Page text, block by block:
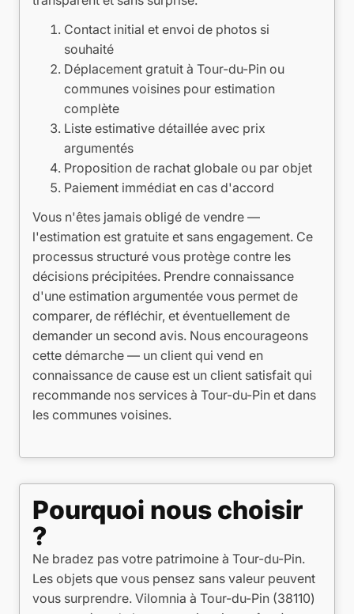
Contact initial et envoi de photos si
souhaité
Déplacement gratuit à Tour-du-Pin ou
communes voisines pour estimation
complète
Liste estimative détaillée avec prix
argumentés
Proposition de rachat globale ou par objet
Paiement immédiat en cas d'accord
Vous n'êtes jamais obligé de vendre —
l'estimation est gratuite et sans engagement. Ce
processus structuré vous protège contre les
décisions précipitées. Prendre connaissance
d'une estimation argumentée vous permet de
comparer, de réfléchir, et éventuellement de
demander un second avis. Nous encourageons
cette démarche — un client qui vend en
connaissance de cause est un client satisfait qui
recommande nos services à Tour-du-Pin et dans
les communes voisines.
Pourquoi nous choisir
?
Ne bradez pas votre patrimoine à Tour-du-Pin.
Les objets que vous pensez sans valeur peuvent
vous surprendre. Vilomnia à Tour-du-Pin (38110)